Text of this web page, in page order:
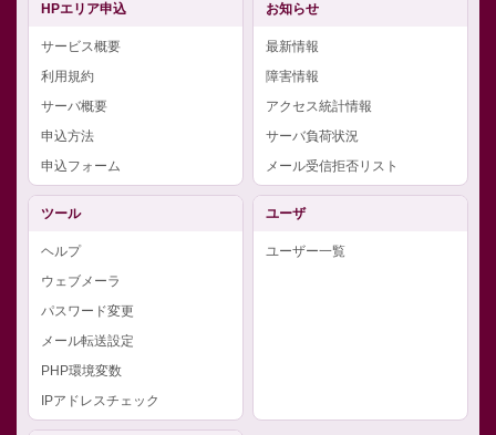
HPエリア申込
サービス概要
利用規約
サーバ概要
申込方法
申込フォーム
お知らせ
最新情報
障害情報
アクセス統計情報
サーバ負荷状況
メール受信拒否リスト
ツール
ヘルプ
ウェブメーラ
パスワード変更
メール転送設定
PHP環境変数
IPアドレスチェック
ユーザ
ユーザー一覧